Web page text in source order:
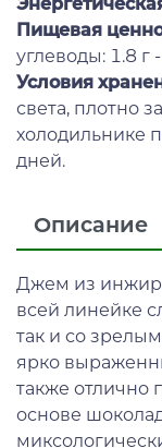
Пищевая
углеводы: 1.8 г
Условия
света, плотно
холодильнике
дней.
Описание
Джем из
всей линейке
так и со
ярко
также отлично
основе